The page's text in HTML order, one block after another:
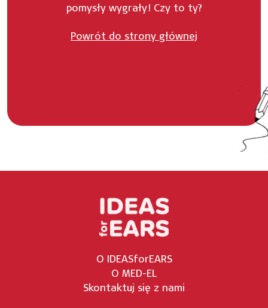
pomysły wygrały! Czy to ty?
Powrót do strony głównej
O IDEASforEARS
O MED-EL
Skontaktuj się z nami